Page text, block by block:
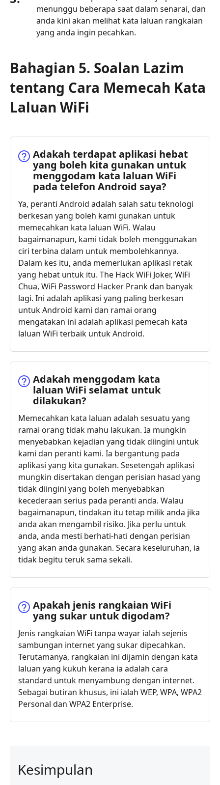
menunggu beberapa saat dalam senarai, dan
anda kini akan melihat kata laluan rangkaian
yang anda ingin pecahkan.
Bahagian 5. Soalan Lazim
tentang Cara Memecah Kata
Laluan WiFi
Adakah terdapat aplikasi hebat
yang boleh kita gunakan untuk
menggodam kata laluan WiFi
pada telefon Android saya?
Ya, peranti Android adalah salah satu teknologi
berkesan yang boleh kami gunakan untuk
memecahkan kata laluan WiFi. Walau
bagaimanapun, kami tidak boleh menggunakan
ciri terbina dalam untuk membolehkannya.
Dalam kes itu, anda memerlukan aplikasi retak
yang hebat untuk itu. The Hack WiFi Joker, WiFi
Chua, WiFi Password Hacker Prank dan banyak
lagi. Ini adalah aplikasi yang paling berkesan
untuk Android kami dan ramai orang
mengatakan ini adalah aplikasi pemecah kata
laluan WiFi terbaik untuk Android.
Adakah menggodam kata
laluan WiFi selamat untuk
dilakukan?
Memecahkan kata laluan adalah sesuatu yang
ramai orang tidak mahu lakukan. Ia mungkin
menyebabkan kejadian yang tidak diingini untuk
kami dan peranti kami. Ia bergantung pada
aplikasi yang kita gunakan. Sesetengah aplikasi
mungkin disertakan dengan perisian hasad yang
tidak diingini yang boleh menyebabkan
kecederaan serius pada peranti anda. Walau
bagaimanapun, tindakan itu tetap milik anda jika
anda akan mengambil risiko. Jika perlu untuk
anda, anda mesti berhati-hati dengan perisian
yang akan anda gunakan. Secara keseluruhan, ia
tidak begitu teruk sama sekali.
Apakah jenis rangkaian WiFi
yang sukar untuk digodam?
Jenis rangkaian WiFi tanpa wayar ialah sejenis
sambungan internet yang sukar dipecahkan.
Terutamanya, rangkaian ini dijamin dengan kata
laluan yang kukuh kerana ia adalah cara
standard untuk menyambung dengan internet.
Sebagai butiran khusus, ini ialah WEP, WPA, WPA2
Personal dan WPA2 Enterprise.
Kesimpulan